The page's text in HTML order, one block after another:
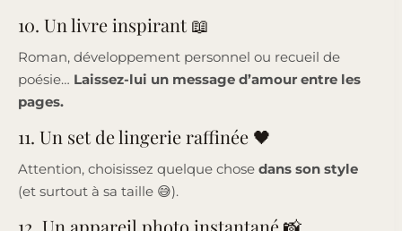
10. Un livre inspirant 📖
Roman, développement personnel ou recueil de
poésie… Laissez-lui un message d’amour entre les
pages.
11. Un set de lingerie raffinée 🖤
Attention, choisissez quelque chose dans son style
(et surtout à sa taille 😅).